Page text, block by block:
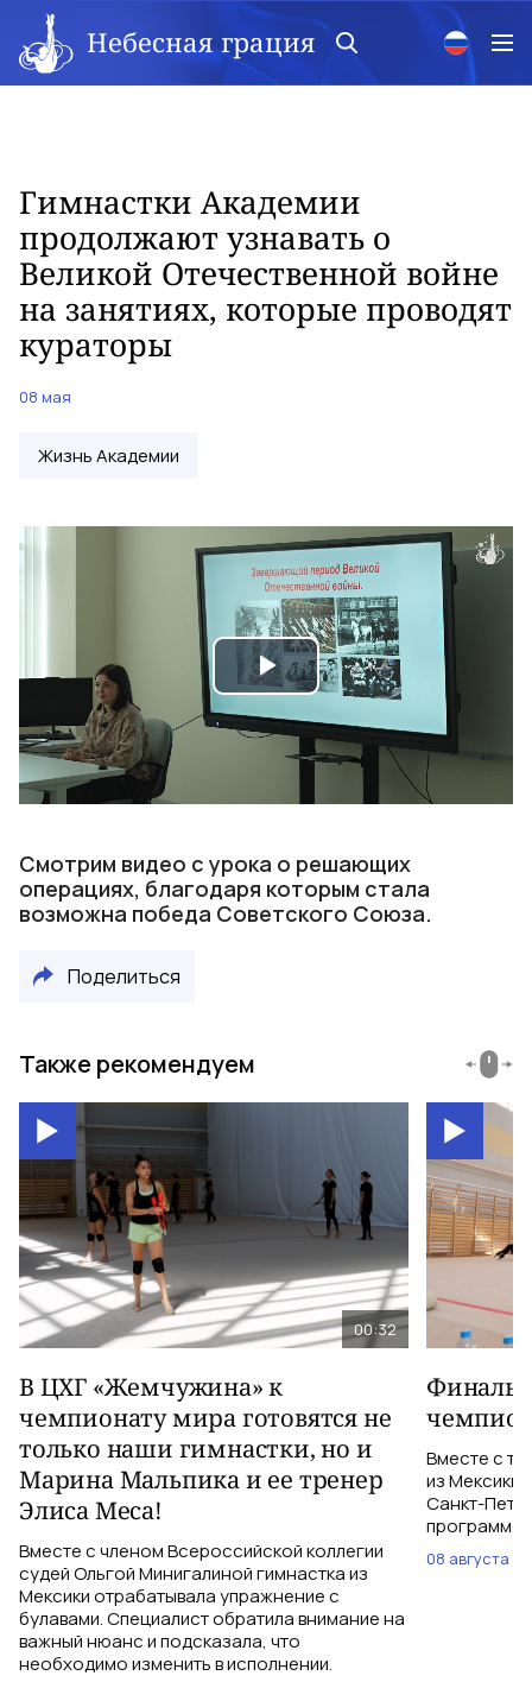
Небесная грация
Гимнастки Академии
продолжают узнавать о
Великой Отечественной войне
на занятиях, которые проводят
кураторы
08 мая
Жизнь Академии
Play
Video
Смотрим видео с урока о решающих
операциях, благодаря которым стала
возможна победа Советского Союза.
Поделиться
Также рекомендуем
00:32
В ЦХГ «Жемчужина» к
чемпионату мира готовятся не
только наши гимнастки, но и
Марина Мальпика и ее тренер
Элиса Меса!
Вместе с членом Всероссийской коллегии
судей Ольгой Минигалиной гимнастка из
Мексики отрабатывала упражнение с
булавами. Специалист обратила внимание на
важный нюанс и подсказала, что
необходимо изменить в исполнении.
Вместе с
из Мексики
Санкт-
программе
08 августа